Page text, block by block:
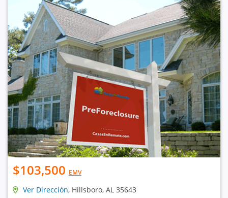
$103,500 EMV
Ver Dirección, Hillsboro, AL 35643